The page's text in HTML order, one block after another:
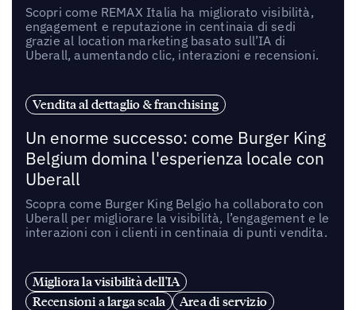
Scopri come REMAX Italia ha migliorato visibilità,
engagement e reputazione in centinaia di sedi
grazie al location marketing basato sull’IA di
Uberall, aumentando clic, interazioni e recensioni.
Vendita al dettaglio & franchising
Un enorme successo: come Burger King
Belgium domina l'esperienza locale con
Uberall
Scopra come Burger King Belgio ha collaborato con
Uberall per migliorare la visibilità, l’engagement e le
interazioni con i clienti in centinaia di punti vendita.
Migliora la visibilità dell'IA
Recensioni a larga scala
Area di servizio